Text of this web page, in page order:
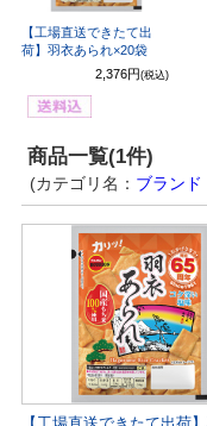
【工場直送できたて出
荷】羽衣あられ×20袋
2,376円 (税込)
商品一覧(1件)
(カテゴリ名： ブラン